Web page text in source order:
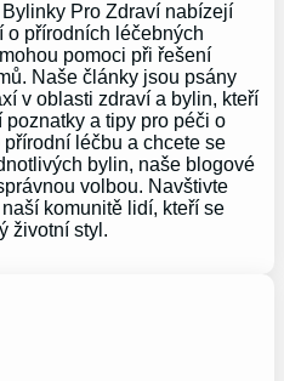
Pro Zdraví nabízejí
o přírodních léčebných
pomoci při řešení
Naše články jsou psány
v oblasti zdraví a bylin, kteří
a tipy pro péči o
léčbu a chcete se
bylin, naše blogové
volbou. Navštivte
komunitě lidí, kteří se
životní styl.